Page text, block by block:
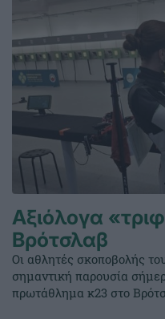
Αξιόλογα
Βρότσλαβ
Οι αθλητές σκοποβολής
σημαντική παρουσία
πρωτάθλημα κ23 στο